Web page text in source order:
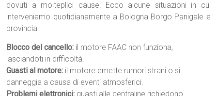
dovuti a molteplici cause. Ecco alcune situazioni in cui
interveniamo quotidianamente a Bologna Borgo Panigale e
provincia:
Blocco del cancello: il motore FAAC non funziona,
lasciandoti in difficoltà.
Guasti al motore: il motore emette rumori strani o si
danneggia a causa di eventi atmosferici.
Problemi elettronici: guasti alle centraline richiedono